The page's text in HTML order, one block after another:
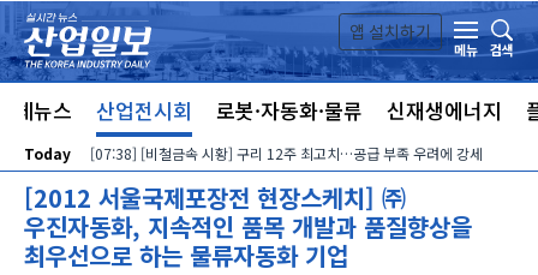
본문 바로가기
앱 설치하기
메뉴
검색
체뉴스 산업전시회 로봇·자동화·물류 신재생에너지
Today [07:38] [비철금속 시황] 구리 12주 최고치…공급 부족 우려에 강세
[2012 서울국제포장전 현장스케치] ㈜
우진자동화, 지속적인 품목 개발과 품질향상을
최우선으로 하는 물류자동화 기업